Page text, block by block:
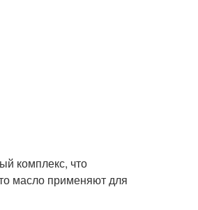
комплекс, что
масло применяют для